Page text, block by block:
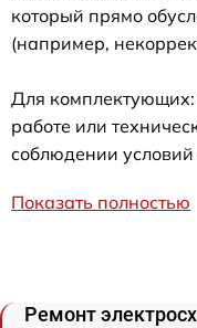
который прямо
(например,
Для
работе или
соблюдении условий
Показать полностью
Ремонт